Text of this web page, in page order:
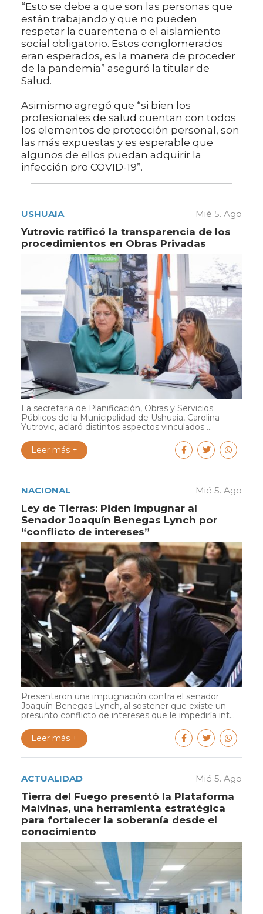
“Esto se debe a que son las personas que
están trabajando y que no pueden
respetar la cuarentena o el aislamiento
social obligatorio. Estos conglomerados
eran esperados, es la manera de proceder
de la pandemia” aseguró la titular de
Salud.
Asimismo agregó que “si bien los
profesionales de salud cuentan con todos
los elementos de protección personal, son
las más expuestas y es esperable que
algunos de ellos puedan adquirir la
infección pro COVID-19”.
USHUAIA Mié 5. Ago
Yutrovic ratificó la transparencia de los
procedimientos en Obras Privadas
La secretaria de Planificación, Obras y Servicios
Públicos de la Municipalidad de Ushuaia, Carolina
Yutrovic, aclaró distintos aspectos vinculados ...
Leer más +
NACIONAL Mié 5. Ago
Ley de Tierras: Piden impugnar al
Senador Joaquín Benegas Lynch por
“conflicto de intereses”
Presentaron una impugnación contra el senador
Joaquín Benegas Lynch, al sostener que existe un
presunto conflicto de intereses que le impediría int...
Leer más +
ACTUALIDAD Mié 5. Ago
Tierra del Fuego presentó la Plataforma
Malvinas, una herramienta estratégica
para fortalecer la soberanía desde el
conocimiento